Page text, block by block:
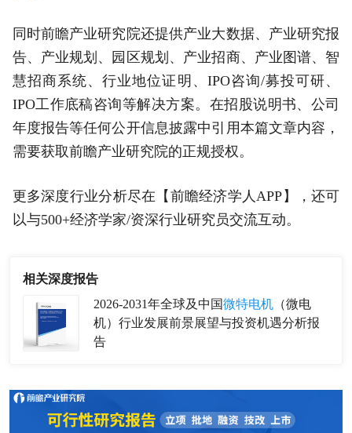
同时前瞻产业研究院还提供产业大数据、产业研究报
告、产业规划、园区规划、产业招商、产业图谱、智
慧招商系统、行业地位证明、IPO咨询/募投可研、
IPO工作底稿咨询等解决方案。在招股说明书、公司
年度报告等任何公开信息披露中引用本篇文章内容，
需要获取前瞻产业研究院的正规授权。
更多深度行业分析尽在【前瞻经济学人APP】，还可
以与500+经济学家/资深行业研究员交流互动。
相关深度报告
2026-2031年全球及中国微特电机 （微电
机）行业发展前景展望与投资机遇分析报
告